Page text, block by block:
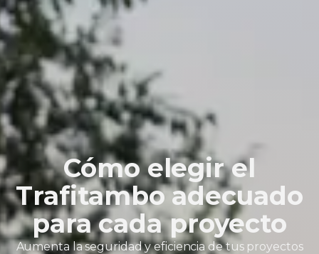
Cómo elegir el
Trafitambo adecuado
para cada proyecto
Aumenta la seguridad y eficiencia de tus proyectos